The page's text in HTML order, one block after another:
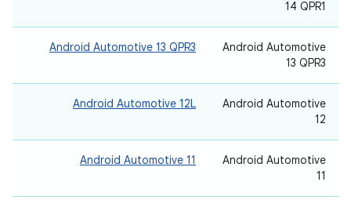
14 QPR1
‫Android Automotive
13 QPR3
Android Automotive 13 QPR3
‫Android Automotive
12
Android Automotive 12L
‫Android Automotive
11
Android Automotive 11